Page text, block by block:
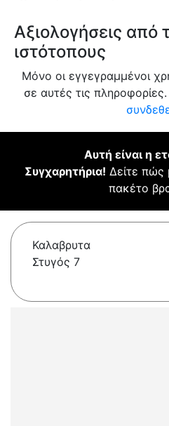
Αξιολογήσεις
ιστότοπους
Μόνο οι εγγεγραμμένοι
σε αυτές τις πληροφορίες.
Αυτή είναι η
Συγχαρητήρια! Δείτε πώς
πακέτο
Καλαβρυτα
Στυγός 7